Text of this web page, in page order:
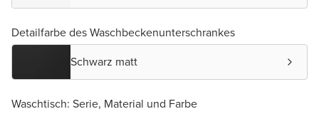
Detailfarbe des Waschbeckenunterschrankes
Schwarz matt
Waschtisch: Serie, Material und Farbe